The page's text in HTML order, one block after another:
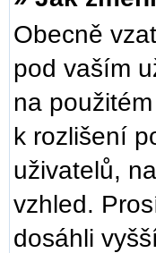
Obecně
pod vaším
na
k rozlišení
uživatelů,
vzhled.
dosáhli